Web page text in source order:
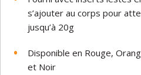
s’ajouter au corps pour
jusqu’à 20g
Disponible en Rouge,
et Noir